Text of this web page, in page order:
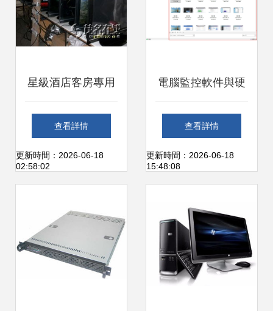
星級酒店客房專用
電腦電視一體機 工
廠直招代理，硬件
查看詳情
更新時間：2026-06-18
02:58:02
電腦監控軟件與硬
件銷售 常見購買渠
道與選購要點
查看詳情
更新時間：2026-06-18
15:48:08